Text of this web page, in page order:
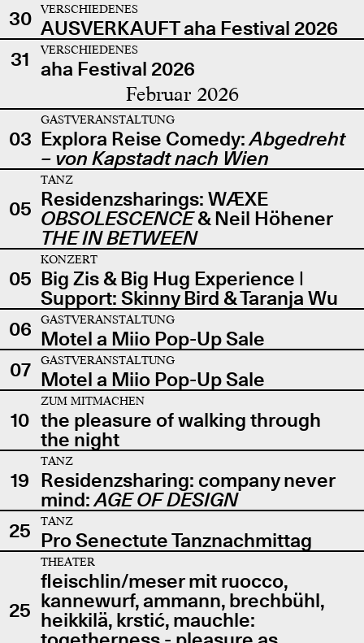
30
VERSCHIEDENES
AUSVERKAUFT aha Festival 2026
31
VERSCHIEDENES
aha Festival 2026
Februar 2026
03
GASTVERANSTALTUNG
Explora Reise Comedy:Abgedreht
– von Kapstadt nach Wien
05
TANZ
Residenzsharings: WÆXE
OBSOLESCENCE& Neil Höhener
THE IN BETWEEN
05
KONZERT
Big Zis & Big Hug Experience |
Support: Skinny Bird & Taranja Wu
06
GASTVERANSTALTUNG
Motel a Miio Pop-Up Sale
07
GASTVERANSTALTUNG
Motel a Miio Pop-Up Sale
10
ZUM MITMACHEN
the pleasure of walking through
the night
19
TANZ
Residenzsharing: company never
mind:AGE OF DESIGN
25
TANZ
Pro Senectute Tanznachmittag
25
THEATER
fleischlin/meser mit ruocco,
kannewurf, ammann, brechbühl,
heikkilä, krstić, mauchle: